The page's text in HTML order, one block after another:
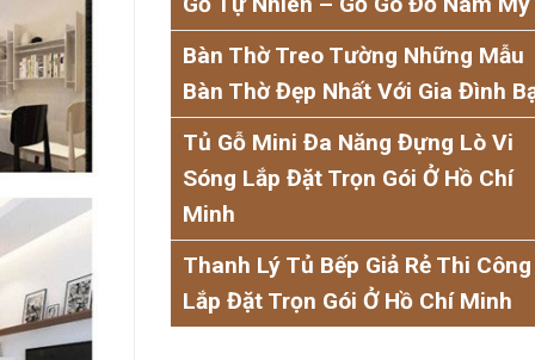
Bàn Thờ Treo Tường Những Mẫu
Bàn Thờ Đẹp Nhất Với Gia Đình
Tủ Gỗ Mini Đa Năng Đựng Lò Vi
Sóng Lắp Đặt Trọn Gói Ở Hồ Chí
Minh
Thanh Lý Tủ Bếp Giả Rẻ Thi Công
Lắp Đặt Trọn Gói Ở Hồ Chí Minh